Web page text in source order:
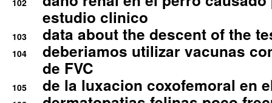
102
estudio clinico
103 data about the descent of the
104
deberiamos utilizar vacunas
de FVC
105 de la luxacion coxofemoral en